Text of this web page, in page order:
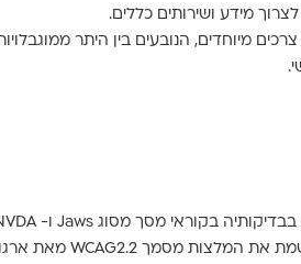
מיוחדים, הנובעים בין היתר